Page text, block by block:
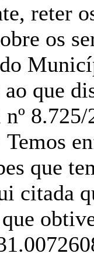
reter
os
ao que
nº
que
citada